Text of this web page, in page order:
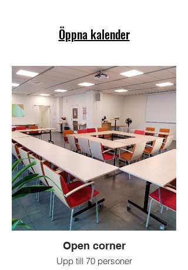
Öppna kalender
Open corner
Upp till 70 personer